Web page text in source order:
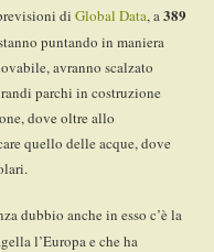
di Global Data, a389
puntando in maniera
avranno scalzato
parchi in costruzione
dove oltre allo
quello delle acque, dove
dubbio anche in esso c’è la
l’Europa e che ha